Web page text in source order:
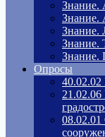
Знание.
Знание.
Знание.
Знание.
Знание.
Опросы
40.02.02
08.02.01